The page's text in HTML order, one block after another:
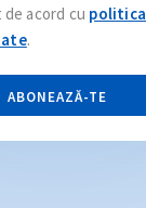
acord cu
.
ABONEAZĂ-TE